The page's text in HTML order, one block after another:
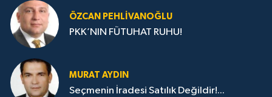
ÖZCAN PEHLIVANOĞLU
PKK’NIN FÜTUHAT RUHU!
MURAT AYDIN
Seçmenin İradesi Satılık Değildir!...